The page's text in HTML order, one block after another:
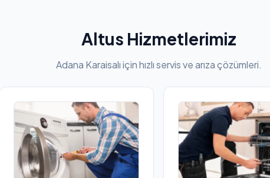
Altus Hizmetlerimiz
Adana Karaisalı için hızlı servis ve arıza çözümleri.